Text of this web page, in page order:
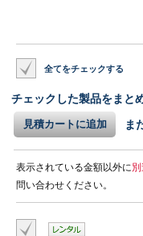
全てをチェックする
チェックした製品をまと
見積カートに追加 ま
表示されている金額以外に
問い合わせください。